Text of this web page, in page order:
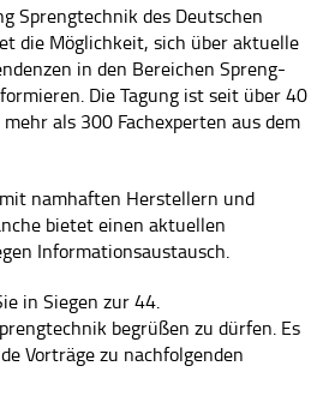
FACHGEBIETE
FACHAUSSCHÜSSE
MITGLIEDSCHAFT
SERVICE
VERSICHERUNG
Sprengtechnik des Deutschen
die Möglichkeit, sich über aktuelle
in den Bereichen Spreng-
Die Tagung ist seit über 40
als 300 Fachexperten aus dem
namhaften Herstellern und
bietet einen aktuellen
Informationsaustausch.
in Siegen zur 44.
begrüßen zu dürfen. Es
Vorträge zu nachfolgenden